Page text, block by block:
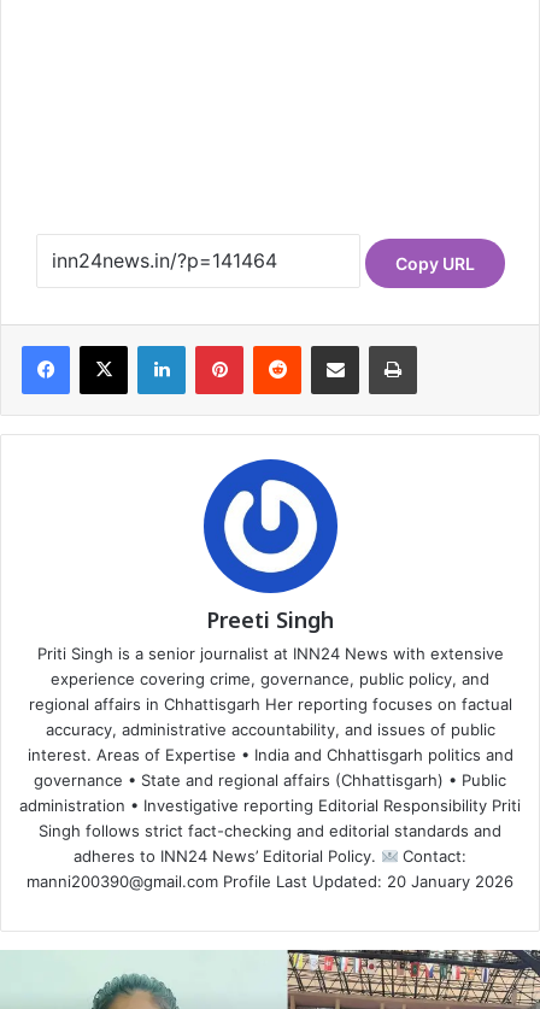
Copy URL
Facebook
X LinkedInPinterestReddit Share via Email Print
Preeti Singh
Priti Singh is a senior journalist at INN24 News with extensive
experience covering crime, governance, public policy, and
regional affairs in Chhattisgarh Her reporting focuses on factual
accuracy, administrative accountability, and issues of public
interest. Areas of Expertise • India and Chhattisgarh politics and
governance • State and regional affairs (Chhattisgarh) • Public
administration • Investigative reporting Editorial Responsibility Priti
Singh follows strict fact-checking and editorial standards and
adheres to INN24 News’ Editorial Policy.
Contact:
manni200390@gmail.com Profile Last Updated: 20 January 2026